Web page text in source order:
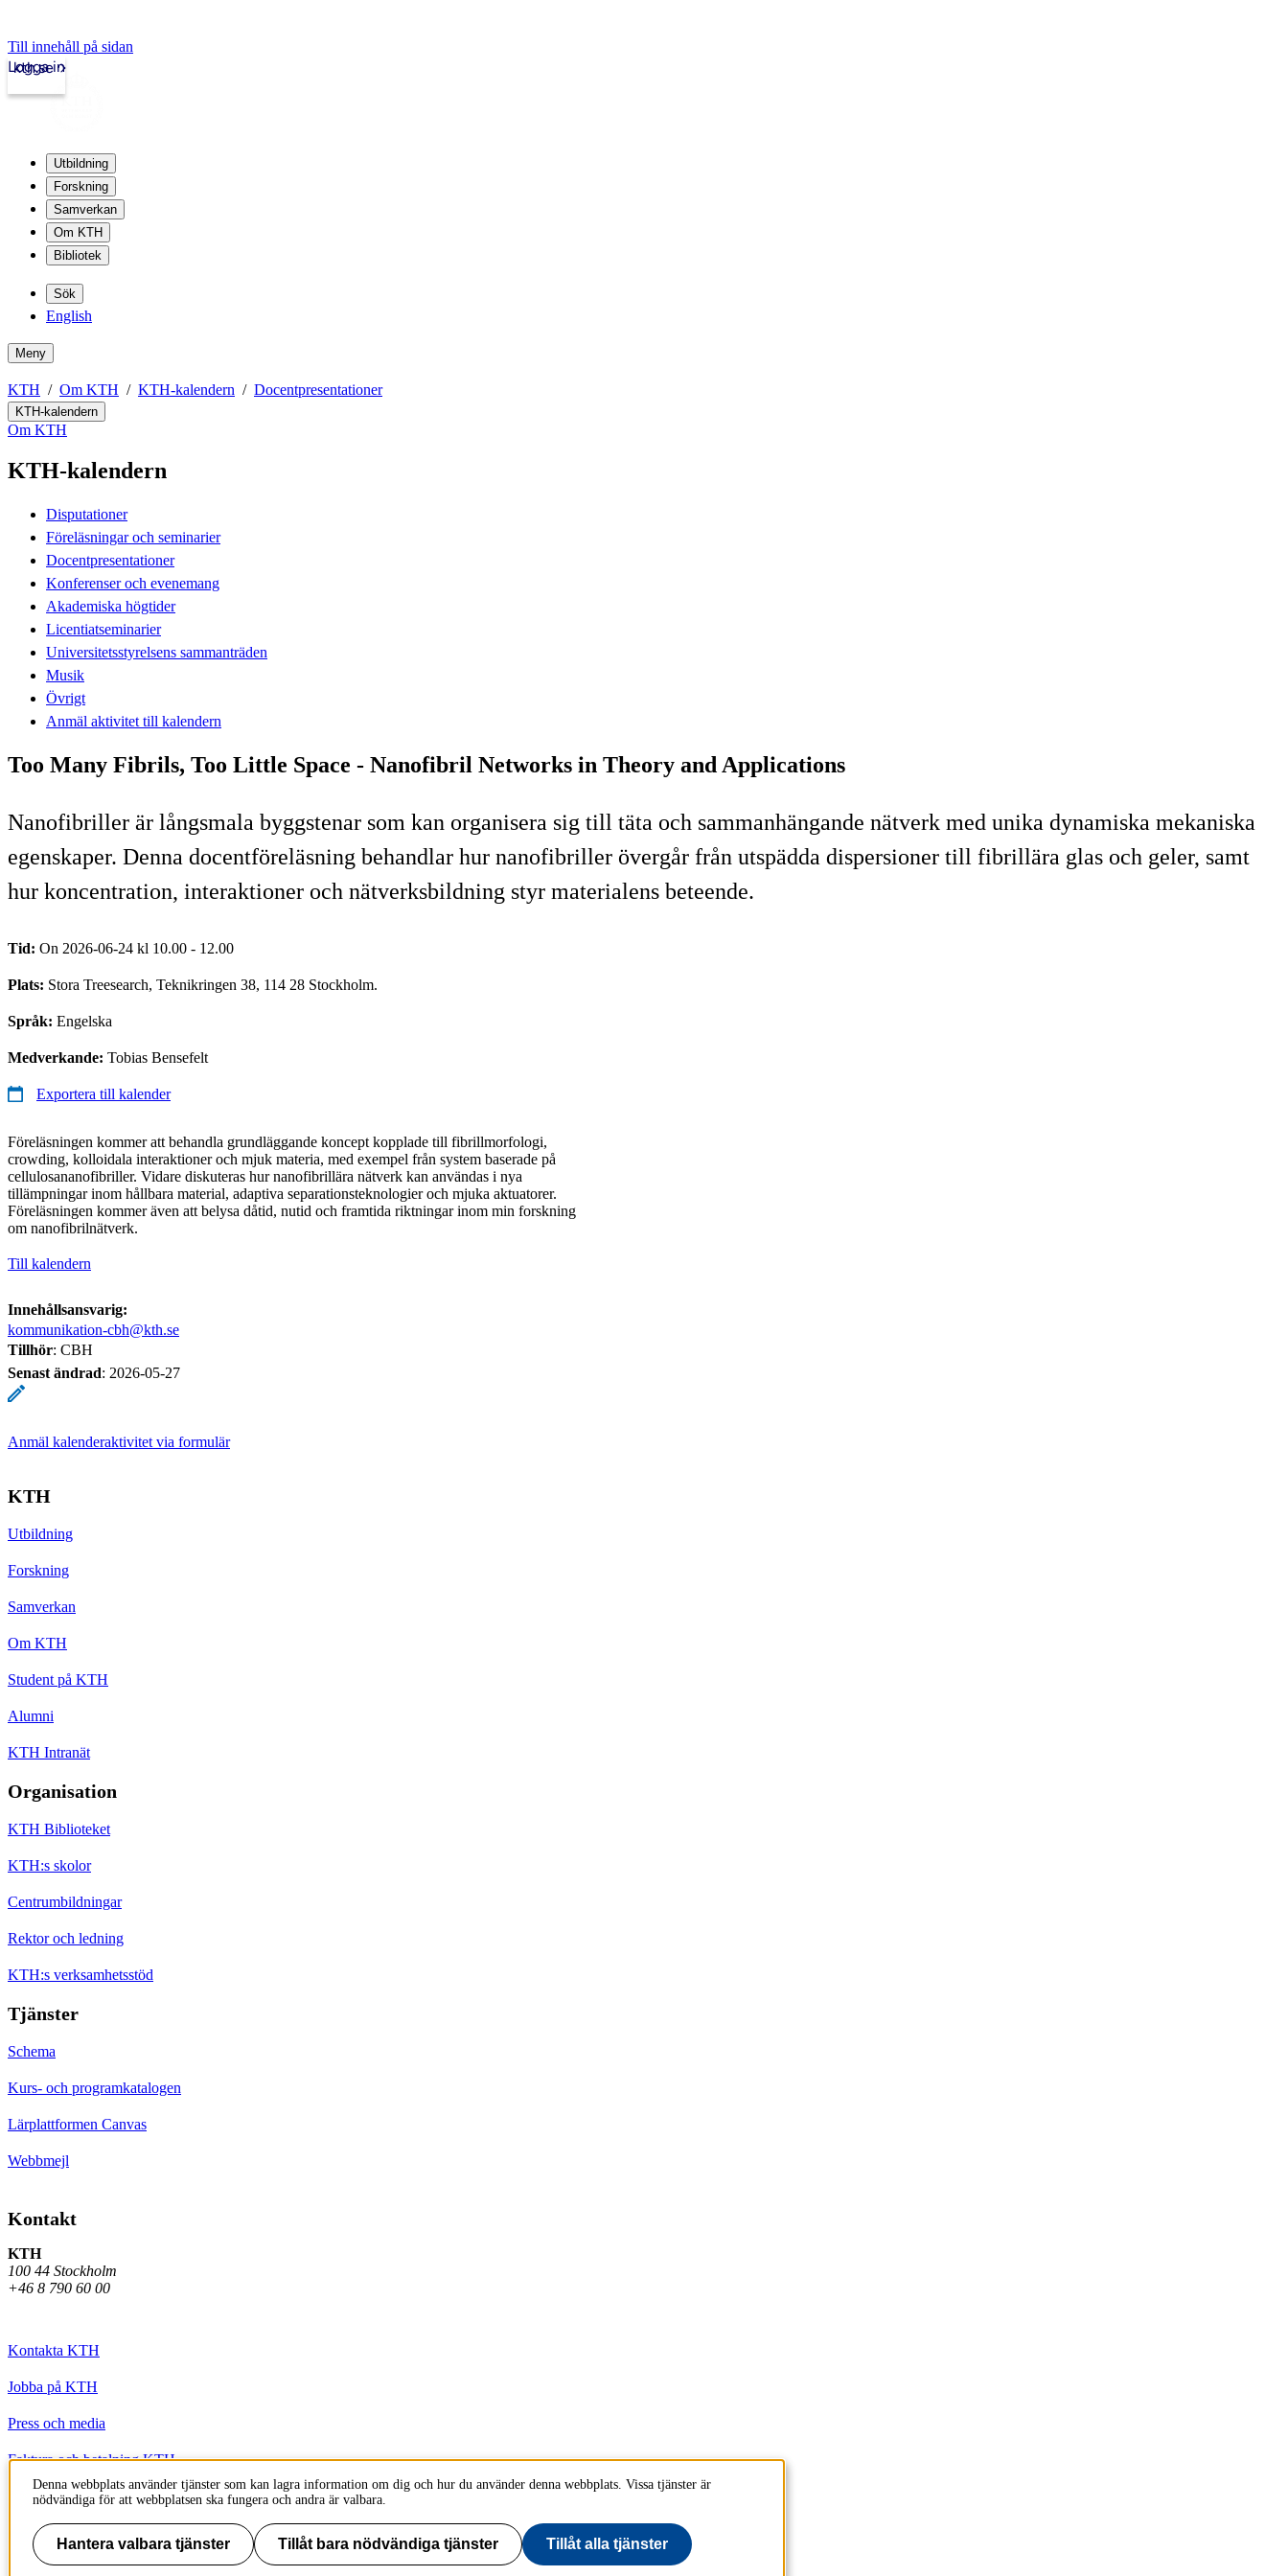
Till innehåll på sidan
kth.se
Logga in
Utbildning
Forskning
Samverkan
Om KTH
Bibliotek
Sök
English
Meny
KTH Om KTH KTH-kalendern Docentpresentationer
KTH-kalendern
Om KTH
KTH-kalendern
Disputationer
Föreläsningar och seminarier
Docentpresentationer
Konferenser och evenemang
Akademiska högtider
Licentiatseminarier
Universitetsstyrelsens sammanträden
Musik
Övrigt
Anmäl aktivitet till kalendern
Too Many Fibrils, Too Little Space - Nanofibril Networks in Theory and Applications
Nanofibriller är långsmala byggstenar som kan organisera sig till täta och sammanhängande nätverk med unika dynamiska mekaniska
egenskaper. Denna docentföreläsning behandlar hur nanofibriller övergår från utspädda dispersioner till fibrillära glas och geler, samt
hur koncentration, interaktioner och nätverksbildning styr materialens beteende.
Tid: On 2026-06-24 kl 10.00 - 12.00
Plats: Stora Treesearch, Teknikringen 38, 114 28 Stockholm.
Språk: Engelska
Medverkande: Tobias Bensefelt
Exportera till kalender
Föreläsningen kommer att behandla grundläggande koncept kopplade till fibrillmorfologi,
crowding, kolloidala interaktioner och mjuk materia, med exempel från system baserade på
cellulosananofibriller. Vidare diskuteras hur nanofibrillära nätverk kan användas i nya
tillämpningar inom hållbara material, adaptiva separationsteknologier och mjuka aktuatorer.
Föreläsningen kommer även att belysa dåtid, nutid och framtida riktningar inom min forskning
om nanofibrilnätverk.
Till kalendern
Innehållsansvarig:
kommunikation-cbh@kth.se
Tillhör: CBH
Senast ändrad: 2026-05-27
Anmäl kalenderaktivitet via formulär
KTH
Utbildning
Forskning
Samverkan
Om KTH
Student på KTH
Alumni
KTH Intranät
Organisation
KTH Biblioteket
KTH:s skolor
Centrumbildningar
Rektor och ledning
KTH:s verksamhetsstöd
Tjänster
Schema
Kurs- och programkatalogen
Lärplattformen Canvas
Webbmejl
Kontakt
KTH
100 44 Stockholm
+46 8 790 60 00
Kontakta KTH
Jobba på KTH
Press och media
Faktura och betalning KTH
Om KTH:s webbplatser
Tillgänglighetsredogörelse
Denna webbplats använder tjänster som kan lagra information om dig och hur du använder denna webbplats. Vissa tjänster är
nödvändiga för att webbplatsen ska fungera och andra är valbara.
Hantera valbara tjänster Tillåt bara nödvändiga tjänster Tillåt alla tjänster